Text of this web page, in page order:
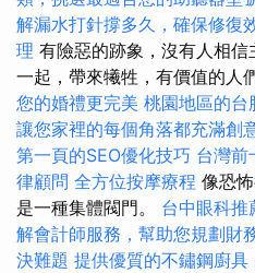
解漏水打針撐多久，確保修復
理 有險惡的跡象，沒有人相
一起，帶來犧牲，有價值的人
您的婚禮更完美 桃園地區的台
讓您家裡的每個角落都充滿創
第一頁的SEO優化技巧 台灣前
律顧問 全方位按摩療程 像恐
是一種集體閥門。 台中眼科推
解會計師服務，幫助您規劃財
決難題 提供優質的不鏽鋼廚